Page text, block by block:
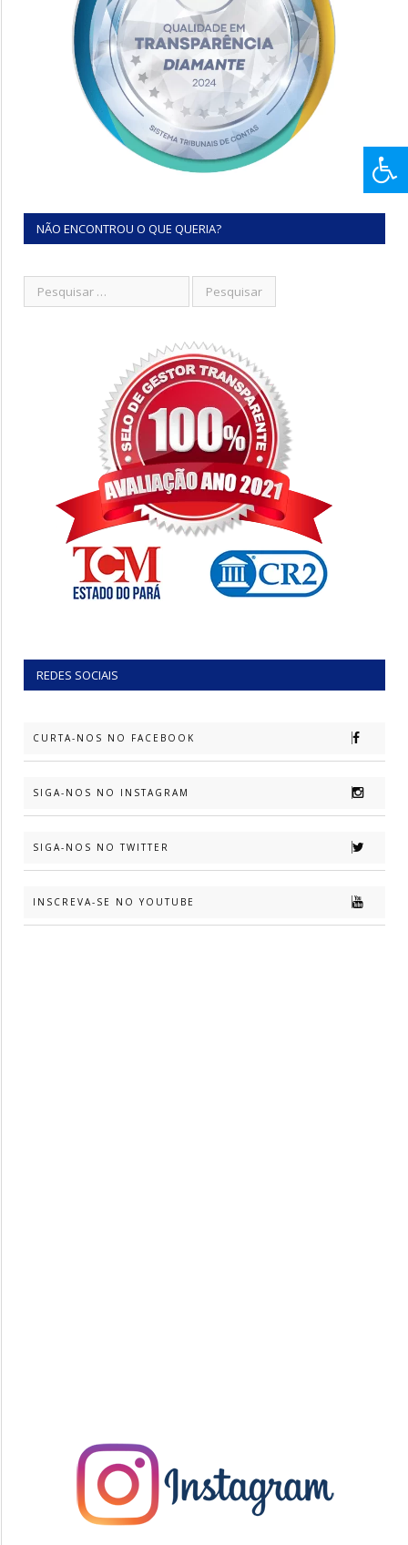
NÃO ENCONTROU O QUE QUERIA?
REDES SOCIAIS
CURTA-NOS NO FACEBOOK
SIGA-NOS NO INSTAGRAM
SIGA-NOS NO TWITTER
INSCREVA-SE NO YOUTUBE